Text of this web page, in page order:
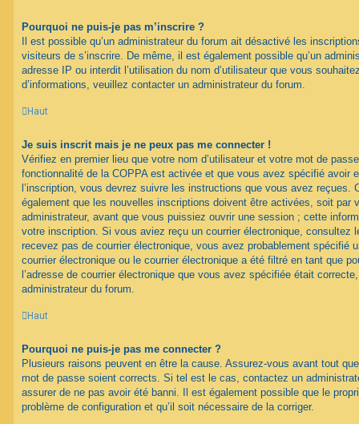
Pourquoi ne puis-je pas m’inscrire ?
Il est possible qu’un administrateur du forum ait désactivé les
visiteurs de s’inscrire. De même, il est également possible qu’un
adresse IP ou interdit l’utilisation du nom d’utilisateur que vous
d’informations, veuillez contacter un administrateur du forum.
Haut
Je suis inscrit mais je ne peux pas me connecter !
Vérifiez en premier lieu que votre nom d’utilisateur et votre mot de
fonctionnalité de la COPPA est activée et que vous avez spécifié avoir
l’inscription, vous devrez suivre les instructions que vous avez reçues.
également que les nouvelles inscriptions doivent être activées, soit par
administrateur, avant que vous puissiez ouvrir une session ; cette
votre inscription. Si vous aviez reçu un courrier électronique, consultez
recevez pas de courrier électronique, vous avez probablement spécifié
courrier électronique ou le courrier électronique a été filtré en tant que
l’adresse de courrier électronique que vous avez spécifiée était
administrateur du forum.
Haut
Pourquoi ne puis-je pas me connecter ?
Plusieurs raisons peuvent en être la cause. Assurez-vous avant tout
mot de passe soient corrects. Si tel est le cas, contactez un
assurer de ne pas avoir été banni. Il est également possible que le
problème de configuration et qu’il soit nécessaire de la corriger.